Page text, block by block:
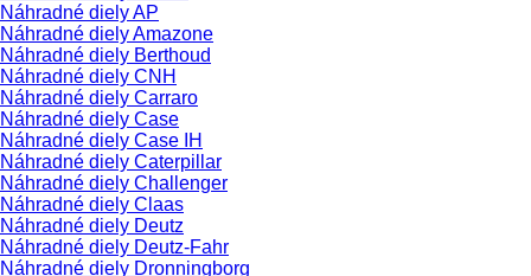
Náhradné diely AP
Náhradné diely Amazone
Náhradné diely Berthoud
Náhradné diely CNH
Náhradné diely Carraro
Náhradné diely Case
Náhradné diely Case IH
Náhradné diely Caterpillar
Náhradné diely Challenger
Náhradné diely Claas
Náhradné diely Deutz
Náhradné diely Deutz-Fahr
Náhradné diely Dronningborg